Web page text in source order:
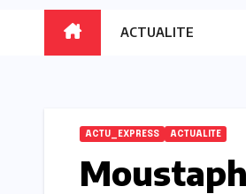
ACTUALITE
ACTU_EXPRESS ACTUALITE